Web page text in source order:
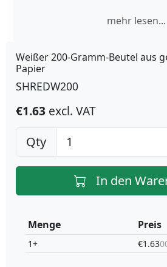
mehr lesen...
Weißer 200-Gramm-Beutel aus
Papier
SHREDW200
€1.63 excl. VAT
Qty
In den
Menge
1+
Preis
€1.63